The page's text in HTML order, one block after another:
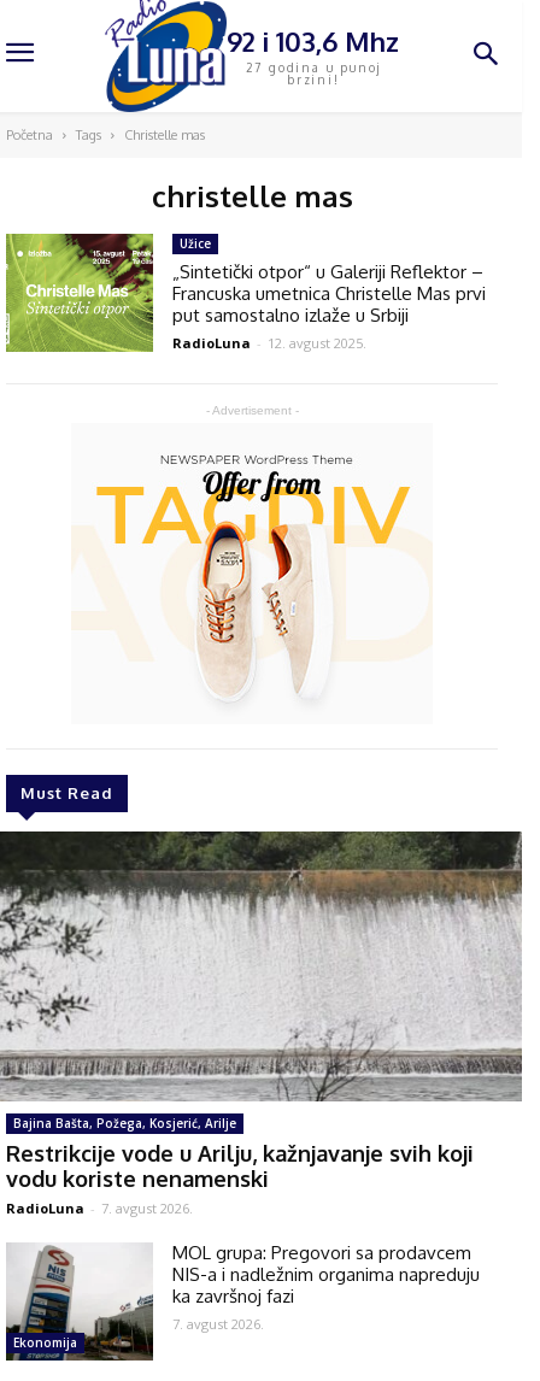
92 i 103,6 Mhz
27 godina u punoj
brzini!
Početna Tags Christelle mas
christelle mas
- Advertisement -
Must Read
Bajina Bašta, Požega, Kosjerić, Arilje
Restrikcije vode u Arilju, kažnjavanje svih koji
vodu koriste nenamenski
RadioLuna - 7. avgust 2026.
Ekonomija
MOL grupa: Pregovori sa prodavcem
NIS-a i nadležnim organima napreduju
ka završnoj fazi
7. avgust 2026.
Užice
„Sintetički otpor“ u Galeriji Reflektor –
Francuska umetnica Christelle Mas prvi
put samostalno izlaže u Srbiji
RadioLuna - 12. avgust 2025.